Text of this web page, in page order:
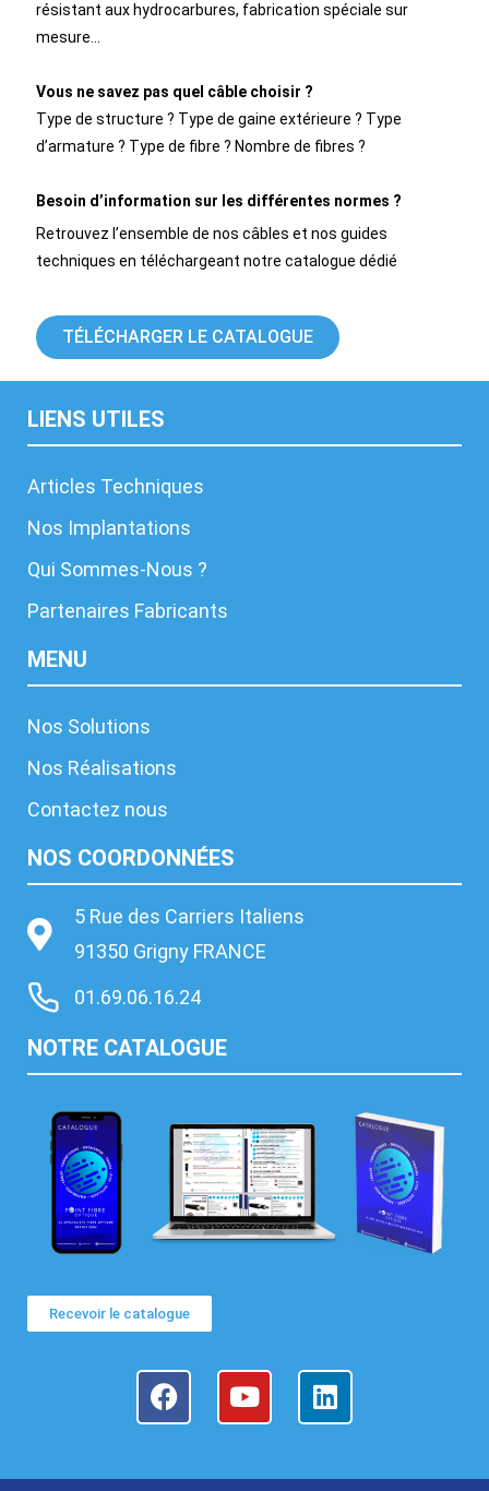
résistant aux hydrocarbures, fabrication spéciale sur
mesure…
Vous ne savez pas quel câble choisir ?
Type de structure ? Type de gaine extérieure ? Type
d’armature ? Type de fibre ? Nombre de fibres ?
Besoin d’information sur les différentes normes ?
Retrouvez l’ensemble de nos câbles et nos guides
techniques en téléchargeant notre catalogue dédié
TÉLÉCHARGER LE CATALOGUE
LIENS UTILES
Articles Techniques
Nos Implantations
Qui Sommes-Nous ?
Partenaires Fabricants
MENU
Nos Solutions
Nos Réalisations
Contactez nous
NOS COORDONNÉES
5 Rue des Carriers Italiens
91350 Grigny FRANCE
01.69.06.16.24
NOTRE CATALOGUE
Recevoir le catalogue